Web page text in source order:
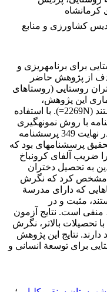
کرمانشاه
کشاورزی و منابع
برای برنامه‏ریزی و
از پژوهش حاضر
روستایی (روستاهای
این پژوهش،
خانواده‏هایی بودند که دانش‏آموز دختر داشتند (2269N=). با استفاده
و مورگان، 360 پرسشنامه با روش نمونه‏گیری
تصادفی با انتساب متناسب توزیع شد و در نهایت 349 پرسشنامه
پرسشنامه‏ای بود که
ضریب آلفای کرونباخ
به تحصیل دختران
مشخص کرد که نگرش
که دارای مدرسة
مثبت و در
منفی است. نتایج آزمون
تحصیلات بالاتر، نگرش
نتایج این پژوهش
برای توسعة انسانی و